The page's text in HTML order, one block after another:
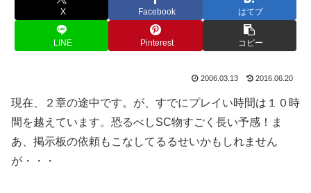
X Facebook はてブ
LINE Pinterest コピー
2006.03.13 2016.06.20
現在、２章の途中です。が、すでにプレイい時間は１０時
間を越えています。恐るべしSC物すごく長い予感！ま
あ、掲示板の依頼もこなしてるるせいかもしれません
が・・・